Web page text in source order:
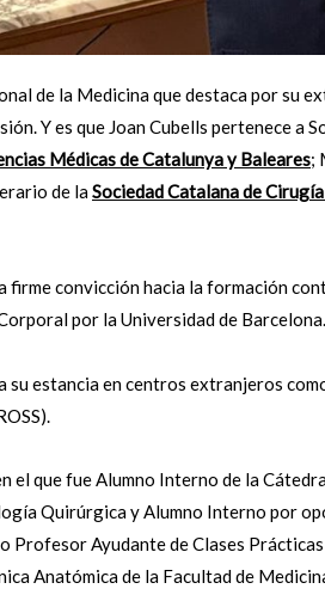
de la Medicina que destaca por su
Y es que Joan Cubells pertenece a
Médicas de Catalunya y Baleares;
de laSociedad Catalana de
firme convicción hacia la formación
por la Universidad de Barcelona.
su estancia en centros extranjeros
el que fue Alumno Interno de la
Quirúrgica y Alumno Interno por
Profesor Ayudante de Clases
Anatómica de la Facultad de